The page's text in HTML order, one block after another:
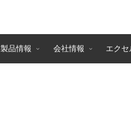
製品情報 会社情報 エク